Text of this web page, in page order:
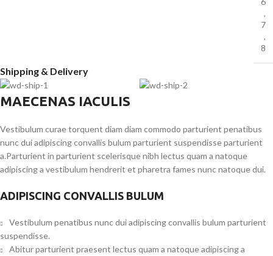
,
7
,
8
Shipping & Delivery
MAECENAS IACULIS
Vestibulum curae torquent diam diam commodo parturient penatibus
nunc dui adipiscing convallis bulum parturient suspendisse parturient
a.Parturient in parturient scelerisque nibh lectus quam a natoque
adipiscing a vestibulum hendrerit et pharetra fames nunc natoque dui.
ADIPISCING CONVALLIS BULUM
Vestibulum penatibus nunc dui adipiscing convallis bulum parturient
suspendisse.
Abitur parturient praesent lectus quam a natoque adipiscing a